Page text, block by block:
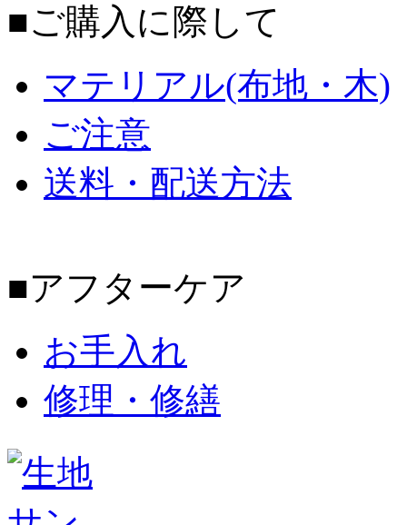
■ご購入に際して
マテリアル(布地・木)
ご注意
送料・配送方法
■アフターケア
お手入れ
修理・修繕